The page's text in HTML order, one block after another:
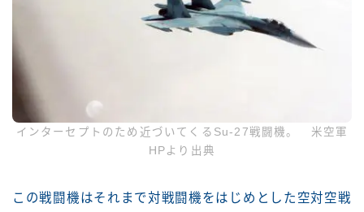
インターセプトのため近づいてくるSu-27戦闘機。 米空軍
HPより出典
この戦闘機はそれまで対戦闘機をはじめとした空対空戦